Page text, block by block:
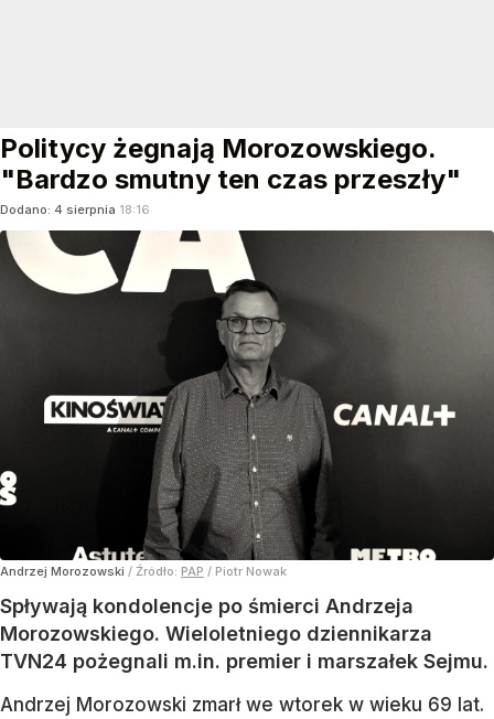
Politycy żegnają Morozowskiego.
"Bardzo smutny ten czas przeszły"
Dodano: 4 sierpnia 18:16
Andrzej Morozowski / Źródło: PAP / Piotr Nowak
Spływają kondolencje po śmierci Andrzeja
Morozowskiego. Wieloletniego dziennikarza
TVN24 pożegnali m.in. premier i marszałek Sejmu.
Andrzej Morozowski zmarł we wtorek w wieku 69 lat.